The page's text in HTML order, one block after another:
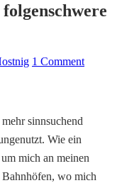
1 Comment
sinnsuchend
Wie ein
mich an meinen
wo mich